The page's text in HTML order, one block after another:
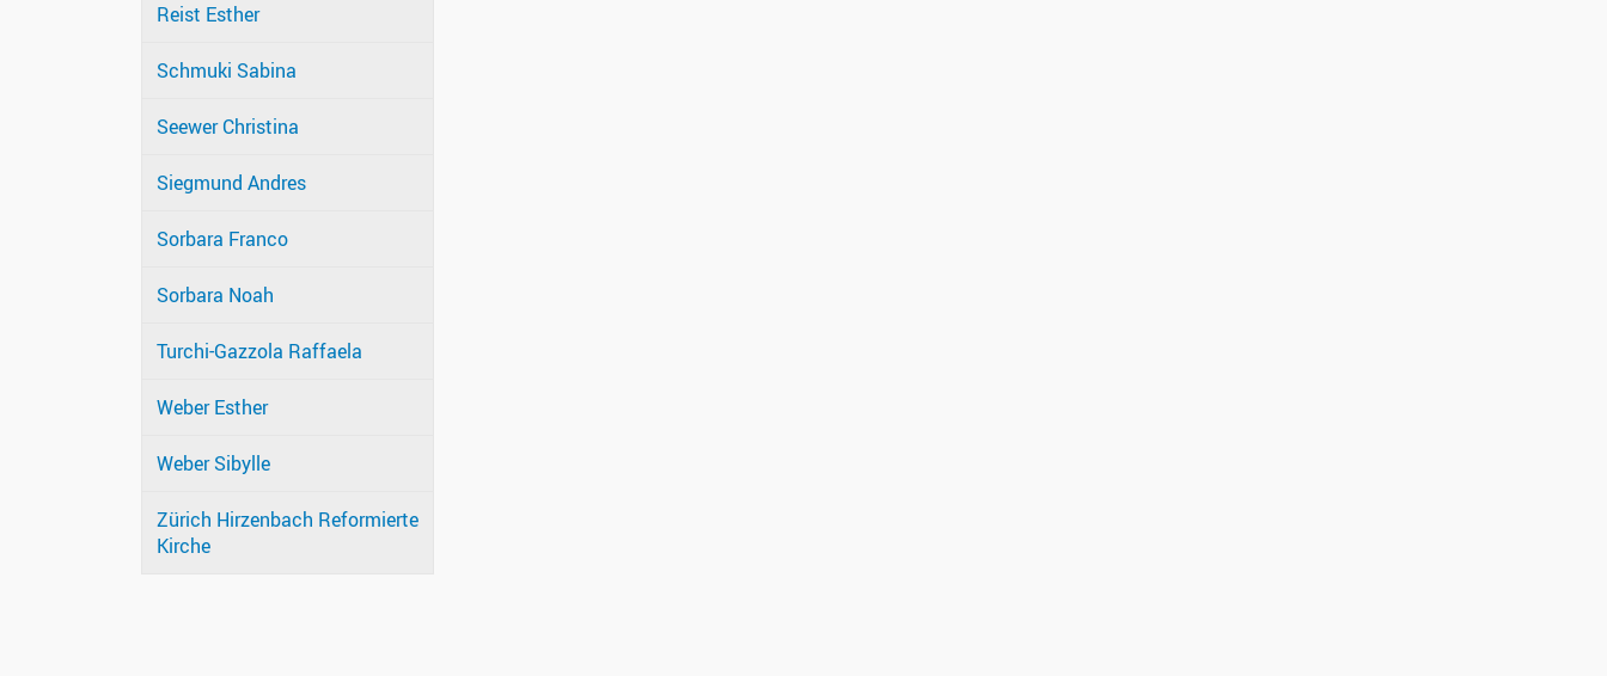
Reist Esther
Schmuki Sabina
Seewer Christina
Siegmund Andres
Sorbara Franco
Sorbara Noah
Turchi-Gazzola Raffaela
Weber Esther
Weber Sibylle
Zürich Hirzenbach Reformierte
Kirche